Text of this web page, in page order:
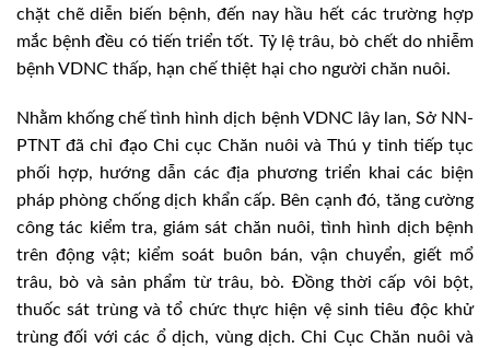
chặt chẽ diễn biến bệnh, đến nay hầu hết các trường hợp
mắc bệnh đều có tiến triển tốt. Tỷ lệ trâu, bò chết do nhiễm
bệnh VDNC thấp, hạn chế thiệt hại cho người chăn nuôi.
Nhằm khống chế tình hình dịch bệnh VDNC lây lan, Sở NN-
PTNT đã chỉ đạo Chi cục Chăn nuôi và Thú y tỉnh tiếp tục
phối hợp, hướng dẫn các địa phương triển khai các biện
pháp phòng chống dịch khẩn cấp. Bên cạnh đó, tăng cường
công tác kiểm tra, giám sát chăn nuôi, tình hình dịch bệnh
trên động vật; kiểm soát buôn bán, vận chuyển, giết mổ
trâu, bò và sản phẩm từ trâu, bò. Đồng thời cấp vôi bột,
thuốc sát trùng và tổ chức thực hiện vệ sinh tiêu độc khử
trùng đối với các ổ dịch, vùng dịch. Chi Cục Chăn nuôi và